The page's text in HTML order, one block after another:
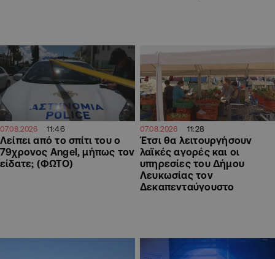
07.08.2026 11:46
Λείπει από το σπίτι του ο
79χρονος Angel, μήπως τον
είδατε; (ΦΩΤΟ)
07.08.2026 11:28
Έτσι θα λειτουργήσουν
λαϊκές αγορές και οι
υπηρεσίες του Δήμου
Λευκωσίας τον
Δεκαπενταύγουστο